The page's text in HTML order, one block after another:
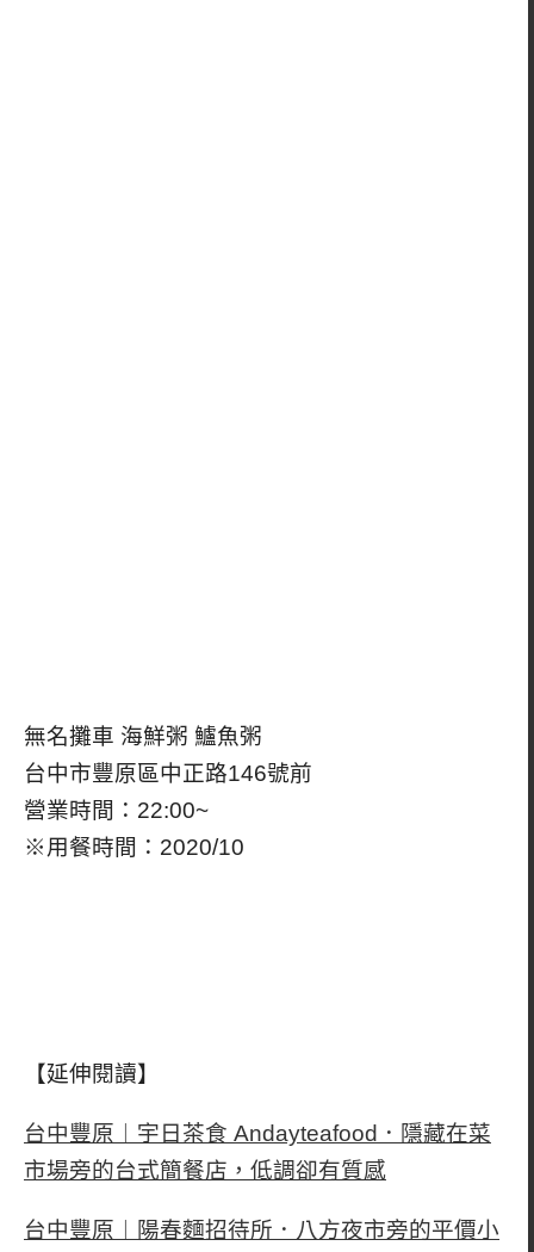
無名攤車 海鮮粥 鱸魚粥
台中市豐原區中正路146號前
營業時間：22:00~
※用餐時間：2020/10
【延伸閱讀】
台中豐原︱宇日茶食 Andayteafood．隱藏在菜
市場旁的台式簡餐店，低調卻有質感
台中豐原︱陽春麵招待所．八方夜市旁的平價小